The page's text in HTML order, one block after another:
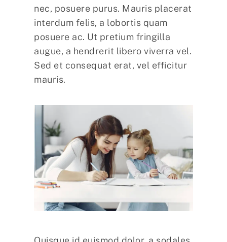
nec, posuere purus. Mauris placerat
interdum felis, a lobortis quam
posuere ac. Ut pretium fringilla
augue, a hendrerit libero viverra vel.
Sed et consequat erat, vel efficitur
mauris.